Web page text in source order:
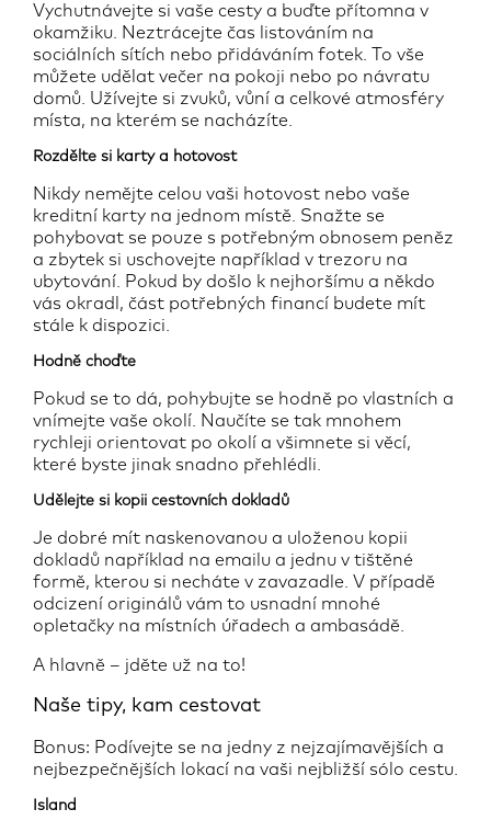
Vychutnávejte si vaše cesty a buďte přítomna v
okamžiku. Neztrácejte čas listováním na
sociálních sítích nebo přidáváním fotek. To vše
můžete udělat večer na pokoji nebo po návratu
domů. Užívejte si zvuků, vůní a celkové atmosféry
místa, na kterém se nacházíte.
Rozdělte si karty a hotovost
Nikdy nemějte celou vaši hotovost nebo vaše
kreditní karty na jednom místě. Snažte se
pohybovat se pouze s potřebným obnosem peněz
a zbytek si uschovejte například v trezoru na
ubytování. Pokud by došlo k nejhoršímu a někdo
vás okradl, část potřebných financí budete mít
stále k dispozici.
Hodně choďte
Pokud se to dá, pohybujte se hodně po vlastních a
vnímejte vaše okolí. Naučíte se tak mnohem
rychleji orientovat po okolí a všimnete si věcí,
které byste jinak snadno přehlédli.
Udělejte si kopii cestovních dokladů
Je dobré mít naskenovanou a uloženou kopii
dokladů například na emailu a jednu v tištěné
formě, kterou si necháte v zavazadle. V případě
odcizení originálů vám to usnadní mnohé
opletačky na místních úřadech a ambasádě.
A hlavně – jděte už na to!
Naše tipy, kam cestovat
Bonus: Podívejte se na jedny z nejzajímavějších a
nejbezpečnějších lokací na vaši nejbližší sólo cestu.
Island